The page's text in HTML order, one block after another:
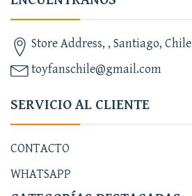
Store Address, , Santiago, Chile
toyfanschile@gmail.com
SERVICIO AL CLIENTE
CONTACTO
WHATSAPP